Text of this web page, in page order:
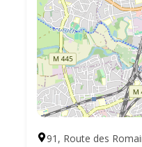
91, Route des